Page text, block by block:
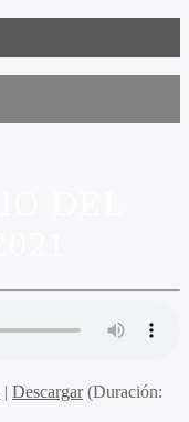
| Descargar(Duración: